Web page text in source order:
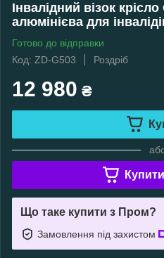
Інвалідний візок
алюмінієва для
Готово до відправки
Код: ZD-G503
Роздріб
12 980 ₴
Що таке купити з Пром?
Замовлення під захистом